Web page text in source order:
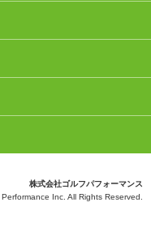
株式会社ゴルフパフォーマンス
Inc. All Rights Reserved.